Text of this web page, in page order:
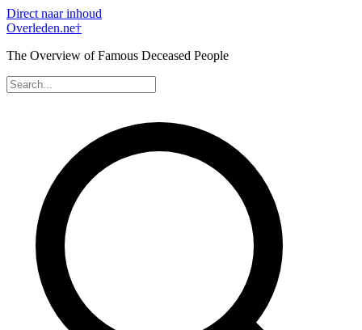
Direct naar inhoud
Overleden.ne†
The Overview of Famous Deceased People